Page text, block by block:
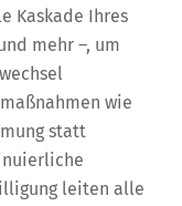
Kaskade Ihres
mehr –, um
wie
statt
leiten alle